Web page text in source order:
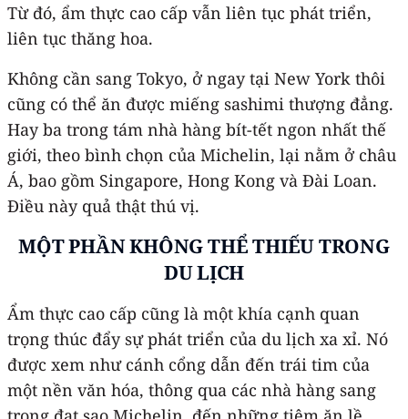
Từ đó, ẩm thực cao cấp vẫn liên tục phát triển,
liên tục thăng hoa.
Không cần sang Tokyo, ở ngay tại New York thôi
cũng có thể ăn được miếng sashimi thượng đẳng.
Hay ba trong tám nhà hàng bít-tết ngon nhất thế
giới, theo bình chọn của Michelin, lại nằm ở châu
Á, bao gồm Singapore, Hong Kong và Đài Loan.
Điều này quả thật thú vị.
MỘT PHẦN KHÔNG THỂ THIẾU TRONG
DU LỊCH
Ẩm thực cao cấp cũng là một khía cạnh quan
trọng thúc đẩy sự phát triển của du lịch xa xỉ. Nó
được xem như cánh cổng dẫn đến trái tim của
một nền văn hóa, thông qua các nhà hàng sang